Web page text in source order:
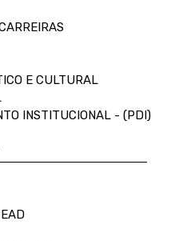
E CULTURAL
INSTITUCIONAL - (PDI)